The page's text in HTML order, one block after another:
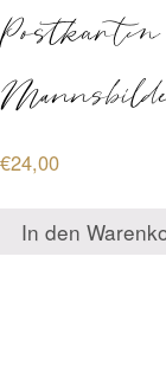
€24,00
In den